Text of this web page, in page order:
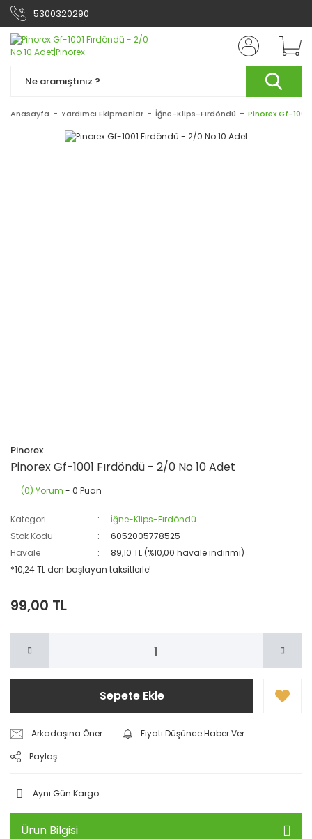
5300320290
Anasayfa Yardımcı Ekipmanlar İğne-Klips-Fırdöndü Pinorex Gf-
Pinorex
Pinorex Gf-1001 Fırdöndü - 2/0 No 10 Adet
(0) Yorum - 0 Puan
Kategori
İğne-Klips-Fırdöndü
Stok Kodu
6052005778525
Havale
89,10 TL (%10,00 havale indirimi)
*10,24 TL den başlayan taksitlerle!
99,00 TL
Sepete Ekle
Arkadaşına Öner
Fiyatı Düşünce Haber Ver
Paylaş
Aynı Gün Kargo
Ürün Bilgisi